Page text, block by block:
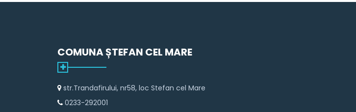
COMUNA ȘTEFAN CEL MARE
str.Trandafirului, nr58, loc Stefan cel Mare
0233-292001